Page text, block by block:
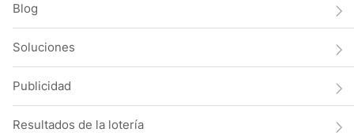
Blog
Soluciones
Publicidad
Resultados de la lotería